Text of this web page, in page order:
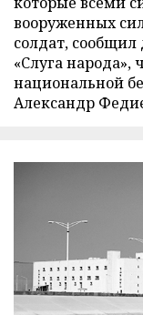
вооруженных
солдат,
«Слуга
национальной
Александр